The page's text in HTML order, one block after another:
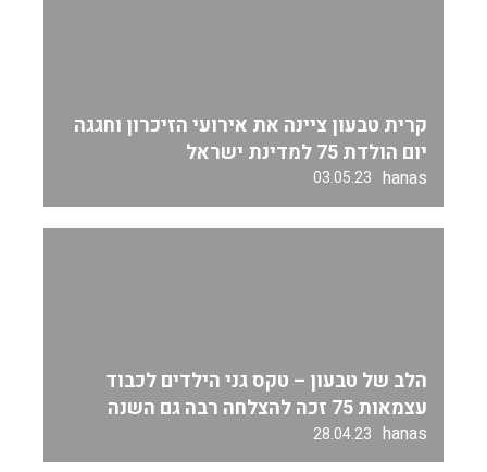
קרית טבעון ציינה את אירועי הזיכרון וחגגה
יום הולדת 75 למדינת ישראל
hanas
03.05.23
הלב של טבעון – טקס גני הילדים לכבוד
עצמאות 75 זכה להצלחה רבה גם השנה
hanas
28.04.23